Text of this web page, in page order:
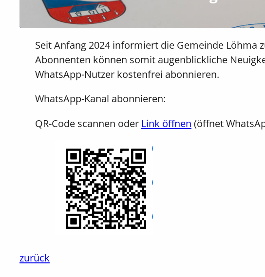
Seit Anfang 2024 informiert die Gemeinde Löhma
Abonnenten können somit augenblickliche
WhatsApp-Nutzer kostenfrei abonnieren.
WhatsApp-Kanal abonnieren:
QR-Code scannen oder Link öffnen (öffnet
zurück